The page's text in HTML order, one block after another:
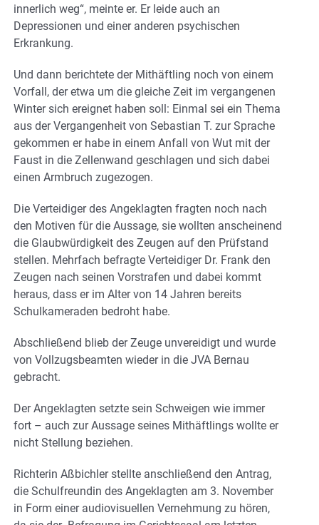
innerlich weg“, meinte er. Er leide auch an
Depressionen und einer anderen psychischen
Erkrankung.
Und dann berichtete der Mithäftling noch von einem
Vorfall, der etwa um die gleiche Zeit im vergangenen
Winter sich ereignet haben soll: Einmal sei ein Thema
aus der Vergangenheit von Sebastian T. zur Sprache
gekommen er habe in einem Anfall von Wut mit der
Faust in die Zellenwand geschlagen und sich dabei
einen Armbruch zugezogen.
Die Verteidiger des Angeklagten fragten noch nach
den Motiven für die Aussage, sie wollten anscheinend
die Glaubwürdigkeit des Zeugen auf den Prüfstand
stellen. Mehrfach befragte Verteidiger Dr. Frank den
Zeugen nach seinen Vorstrafen und dabei kommt
heraus, dass er im Alter von 14 Jahren bereits
Schulkameraden bedroht habe.
Abschließend blieb der Zeuge unvereidigt und wurde
von Vollzugsbeamten wieder in die JVA Bernau
gebracht.
Der Angeklagten setzte sein Schweigen wie immer
fort – auch zur Aussage seines Mithäftlings wollte er
nicht Stellung beziehen.
Richterin Aßbichler stellte anschließend den Antrag,
die Schulfreundin des Angeklagten am 3. November
in Form einer audiovisuellen Vernehmung zu hören,